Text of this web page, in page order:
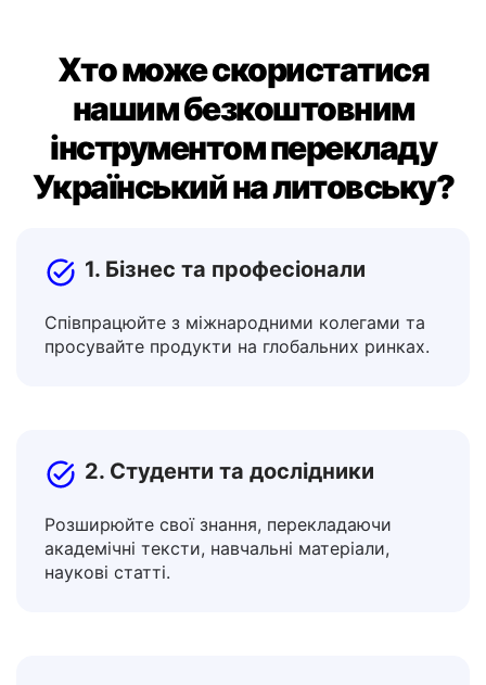
Хто може скористатися
нашим безкоштовним
інструментом перекладу
1. Бізнес та професіонали
2. Студенти та дослідники
Розширюйте свої знання, перекладаючи